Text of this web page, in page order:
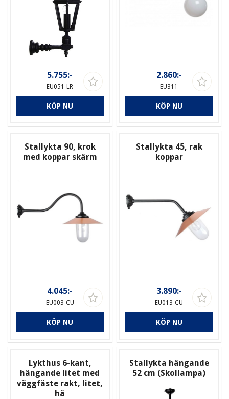
5.755:-
EU051-LR
KÖP NU
2.860:-
EU311
KÖP NU
Stallykta 90, krok
med koppar skärm
4.045:-
EU003-CU
KÖP NU
Stallykta 45, rak
koppar
3.890:-
EU013-CU
KÖP NU
Lykthus 6-kant,
hängande litet med
väggfäste rakt, litet,
hä
Stallykta hängande
52 cm (Skollampa)